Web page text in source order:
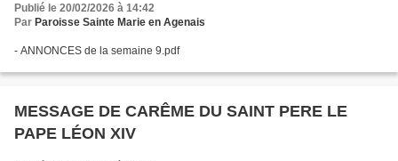
Publié le 20/02/2026 à 14:42
Par Paroisse Sainte Marie en Agenais
- ANNONCES de la semaine 9.pdf
MESSAGE DE CARÊME DU SAINT PERE LE
PAPE LÉON XIV